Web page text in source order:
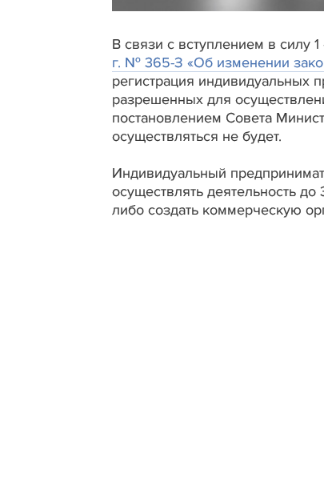
В связи с вступлением в силу
г. № 365-З «Об изменении
регистрация индивидуальных
разрешенных для
постановлением Совета
осуществляться не будет.
Индивидуальный
осуществлять деятельность
либо создать коммерческую